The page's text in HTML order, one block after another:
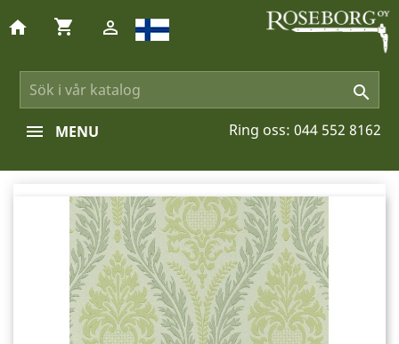

home shopping_cart 
Ring oss: 044 552 8162
MENU